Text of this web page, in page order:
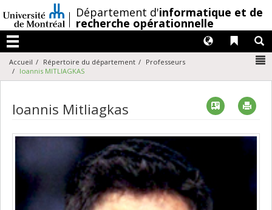
au
contenu
/Département d'informatique et de
recherche opérationnelle
Menu
Liens
Langues
Accueil Répertoire du département
Professeurs
Ioannis MITLIAGKAS
Ioannis Mitliagkas Vcard